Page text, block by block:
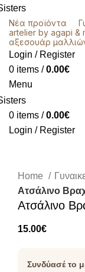
Νέα προϊόντα
artelier by agapi &
αξεσουάρ
Login / Register
0 items / 0.00€
Menu
0 items / 0.00€
Login / Register
Home
Ατσάλινο
Ατσάλινο
15.00€
Συνδύασέ το